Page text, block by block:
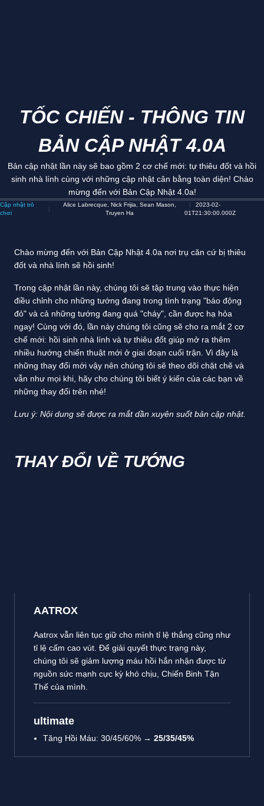
TỐC CHIẾN - THÔNG TIN
BẢN CẬP NHẬT 4.0A
Bản cập nhật lần này sẽ bao gồm 2 cơ chế mới: tự thiêu đốt và hồi
sinh nhà lính cùng với những cập nhật cân bằng toàn diện! Chào
mừng đến với Bản Cập Nhật 4.0a!
Cập nhật trò
chơi
Alice Labrecque, Nick Frijia, Sean Mason,
Truyen Ha
2023-02-
01T21:30:00.000Z
Chào mừng đến với Bản Cập Nhật 4.0a nơi trụ căn cứ bị thiêu
đốt và nhà lính sẽ hồi sinh!
Trong cập nhật lần này, chúng tôi sẽ tập trung vào thực hiện
điều chỉnh cho những tướng đang trong tình trạng "báo động
đỏ" và cả những tướng đang quá "cháy", cần được hạ hỏa
ngay! Cùng với đó, lần này chúng tôi cũng sẽ cho ra mắt 2 cơ
chế mới: hồi sinh nhà lính và tự thiêu đốt giúp mở ra thêm
nhiều hướng chiến thuật mới ở giai đoạn cuối trận. Vì đây là
những thay đổi mới vậy nên chúng tôi sẽ theo dõi chặt chẽ và
vẫn như mọi khi, hãy cho chúng tôi biết ý kiến của các bạn về
những thay đổi trên nhé!
Lưu ý: Nội dung sẽ được ra mắt dần xuyên suốt bản cập nhật.
THAY ĐỔI VỀ TƯỚNG
AATROX
Aatrox vẫn liên tục giữ cho mình tỉ lệ thắng cũng như
tỉ lệ cấm cao vút. Để giải quyết thực trạng này,
chúng tôi sẽ giảm lượng máu hồi hắn nhận được từ
nguồn sức mạnh cực kỳ khó chịu, Chiến Binh Tận
Thế của mình.
ultimate
Tăng Hồi Máu: 30/45/60% → 25/35/45%